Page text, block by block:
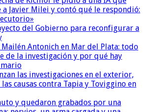
Javier Milei y contó qué le respondió:
del Gobierno para reconfigurar a
Antonich en Mar del Plata: todo
de la investigación y por qué hay
las investigaciones en el exterior,
causas contra Tapia y Toviggino en
y quedaron grabados por una